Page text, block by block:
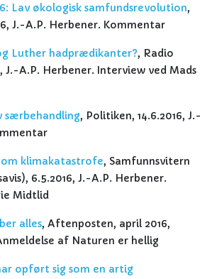
Lav økologisk samfundsrevolution,
J.-A.P. Herbener. Kommentar
Luther hadprædikanter?, Radio
J.-A.P. Herbener. Interview ved Mads
særbehandling, Politiken, 14.6.2016, J.-
klimakatastrofe, Samfunnsvitern
6.5.2016, J.-A.P. Herbener.
Midtlid
alles, Aftenposten, april 2016,
af Naturen er hellig
opført sig som en artig